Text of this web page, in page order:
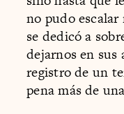
no pudo
se dedicó a
dejarnos en sus
registro de un
pena más de